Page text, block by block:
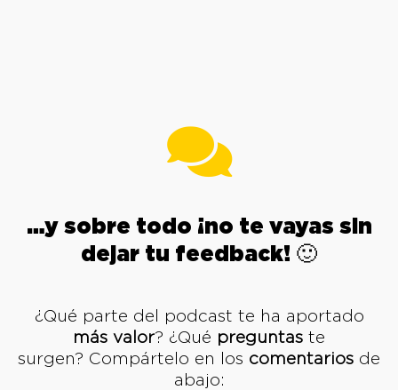
…y sobre todo ¡no te vayas sin
dejar tu feedback! 🙂
¿Qué parte del podcast te ha aportado
más valor? ¿Qué preguntas te
surgen? Compártelo en los comentarios de
abajo: